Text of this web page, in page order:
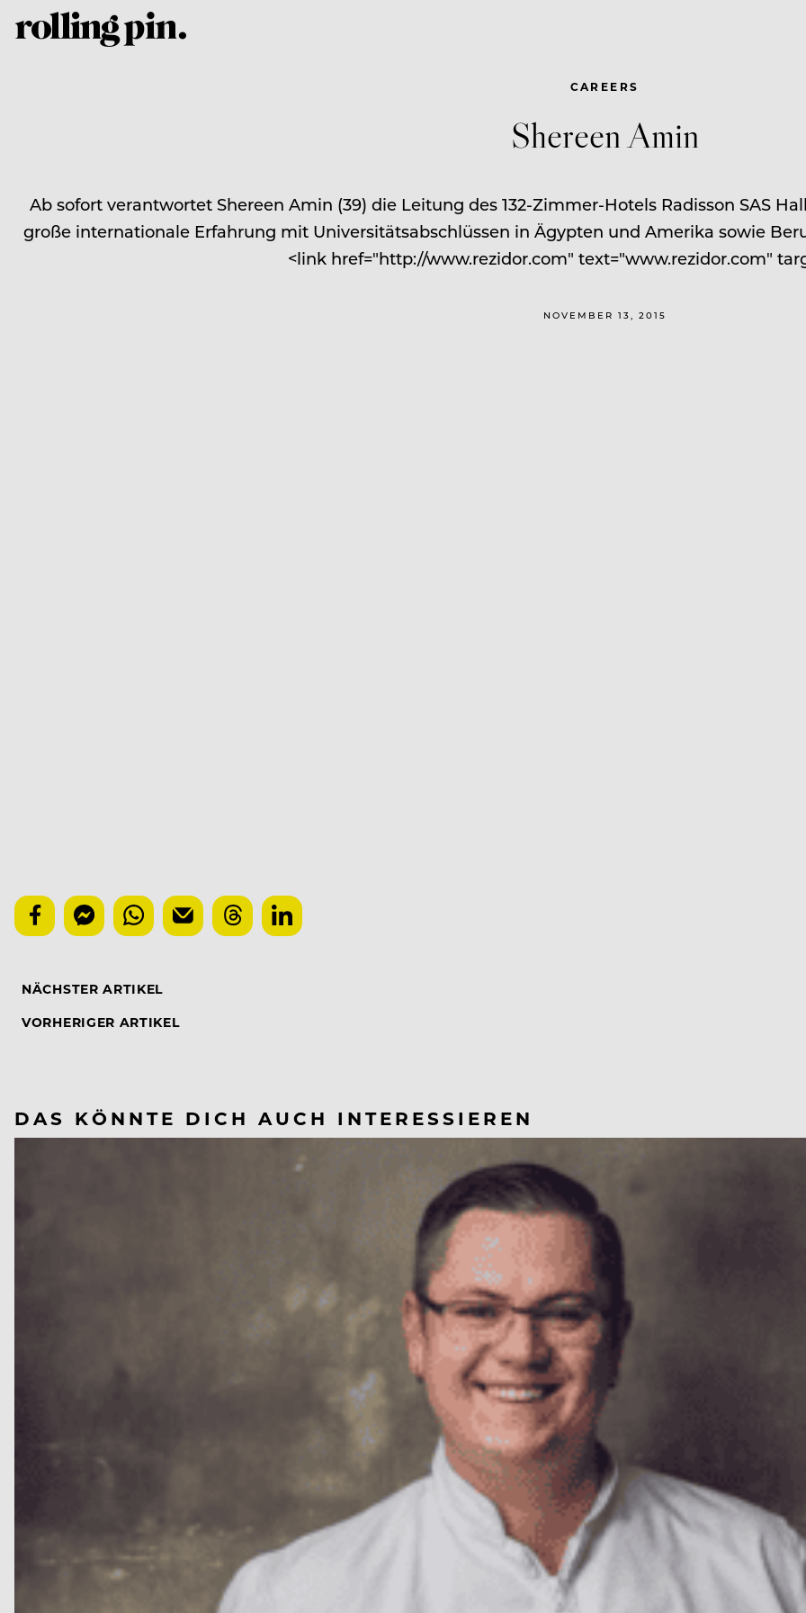
CAREERS
Shereen Amin
Ab sofort verantwortet Shereen Amin (39) die Leitung des 132-Zimmer-Hotels Radisson SAS
große internationale Erfahrung mit Universitätsabschlüssen in Ägypten und Amerika sowie
<link href="http://www.rezidor.com" text="www.rezidor.com"
NOVEMBER 13, 2015
NÄCHSTER ARTIKEL
VORHERIGER ARTIKEL
DAS KÖNNTE DICH AUCH INTERESSIEREN